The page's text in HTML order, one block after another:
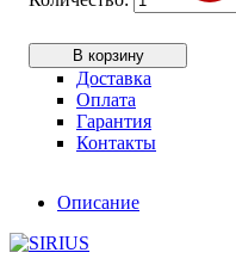
В корзину
Доставка
Оплата
Гарантия
Контакты
Описание